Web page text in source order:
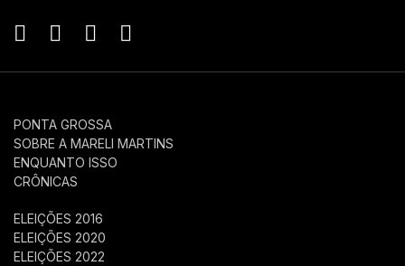
PONTA GROSSA
SOBRE A MARELI MARTINS
ENQUANTO ISSO
CRÔNICAS
ELEIÇÕES 2016
ELEIÇÕES 2020
ELEIÇÕES 2022